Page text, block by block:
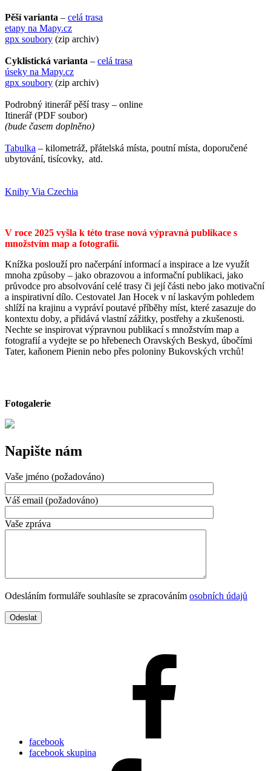
Pěší varianta – celá trasa
etapy na Mapy.cz
gpx soubory (zip archiv)
Cyklistická varianta – celá trasa
úseky na Mapy.cz
gpx soubory (zip archiv)
Podrobný itinerář pěší trasy – online
Itinerář (PDF soubor)
(bude časem doplněno)
Tabulka – kilometráž, přátelská místa, poutní místa, doporučené
ubytování, tisícovky, atd.
Knihy Via Czechia
V roce 2025 vyšla k této trase nová výpravná publikace s
množstvím map a fotografií.
Knížka poslouží pro načerpání informací a inspirace a lze využít
mnoha způsoby – jako obrazovou a informační publikaci, jako
průvodce pro absolvování celé trasy či její části nebo jako motivační
a inspirativní dílo. Cestovatel Jan Hocek v ní laskavým pohledem
shlíží na krajinu a vypráví poutavé příběhy míst, které zasazuje do
kontextu doby, a přidává vlastní zážitky, postřehy a zkušenosti.
Nechte se inspirovat výpravnou publikací s množstvím map a
fotografií a vydejte se po hřebenech Oravských Beskyd, úbočími
Tater, kaňonem Pienin nebo přes poloniny Bukovských vrchů!
Fotogalerie
Napište nám
Vaše jméno (požadováno)
Váš email (požadováno)
Vaše zpráva
Odesláním formuláře souhlasíte se zpracováním osobních údajů
facebook
facebook skupina